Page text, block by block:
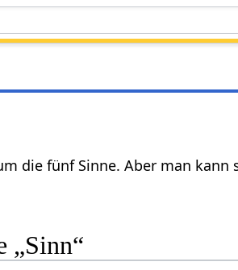
die fünf Sinne. Aber man
„Sinn“